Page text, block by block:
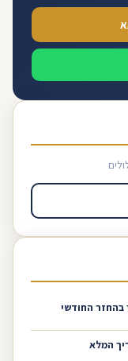
בהחזר החודשי
המלא